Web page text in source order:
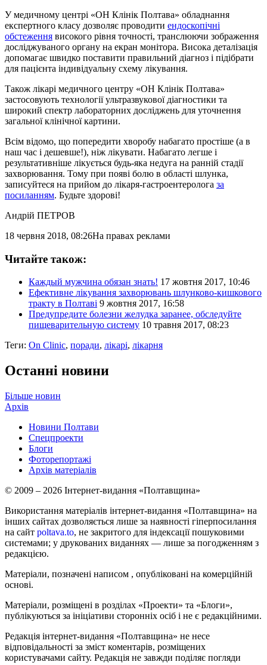
У медичному центрі «ОН Клінік Полтава» обладнання
експертного класу дозволяє проводити ендоскопічні
обстеження високого рівня точності, транслюючи зображення
досліджуваного органу на екран монітора. Висока деталізація
допомагає швидко поставити правильний діагноз і підібрати
для пацієнта індивідуальну схему лікування.
Також лікарі медичного центру «ОН Клінік Полтава»
застосовують технології ультразвукової діагностики та
широкий спектр лабораторних досліджень для уточнення
загальної клінічної картини.
Всім відомо, що попередити хворобу набагато простіше (а в
наш час і дешевше!), ніж лікувати. Набагато легше і
результативніше лікується будь-яка недуга на ранній стадії
захворювання. Тому при появі болю в області шлунка,
записуйтеся на прийом до лікаря-гастроентеролога за
посиланням. Будьте здорові!
Андрій ПЕТРОВ
18 червня 2018, 08:26На правах реклами
Читайте також:
Каждый мужчина обязан знать! 17 жовтня 2017, 10:46
Ефективне лікування захворювань шлунково-кишкового
тракту в Полтаві 9 жовтня 2017, 16:58
Предупредите болезни желудка заранее, обследуйте
пищеварительную систему 10 травня 2017, 08:23
Теги: On Clinic, поради, лікарі, лікарня
Останні новини
Більше новин
Архів
Новини Полтави
Спецпроекти
Блоги
Фоторепортажі
Архів матеріалів
© 2009 – 2026 Інтернет-видання «Полтавщина»
Використання матеріалів інтернет-видання «Полтавщина» на
інших сайтах дозволяється лише за наявності гіперпосилання
на сайт poltava.to, не закритого для індексації пошуковими
системами; у друкованих виданнях — лише за погодженням з
редакцією.
Матеріали, позначені написом , опубліковані на комерційній
основі.
Матеріали, розміщені в розділах «Проекти» та «Блоги»,
публікуються за ініціативи сторонніх осіб і не є редакційними.
Редакція інтернет-видання «Полтавщина» не несе
відповідальності за зміст коментарів, розміщених
користувачами сайту. Редакція не завжди поділяє погляди